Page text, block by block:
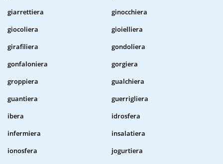
giarrettiera
ginocchiera
giocoliera
gioielliera
girafiliera
gondoliera
gonfaloniera
gorgiera
groppiera
gualchiera
guantiera
guerrigliera
ibera
idrosfera
infermiera
insalatiera
ionosfera
jogurtiera